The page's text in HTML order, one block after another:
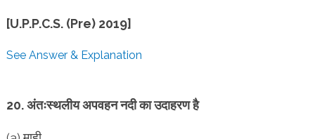
[U.P.P.C.S. (Pre) 2019]
See Answer & Explanation
20. अंतःस्थलीय अपवहन नदी का उदाहरण है